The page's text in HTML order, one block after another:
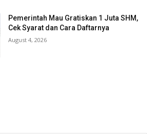
Pemerintah Mau Gratiskan 1 Juta SHM,
Cek Syarat dan Cara Daftarnya
August 4, 2026